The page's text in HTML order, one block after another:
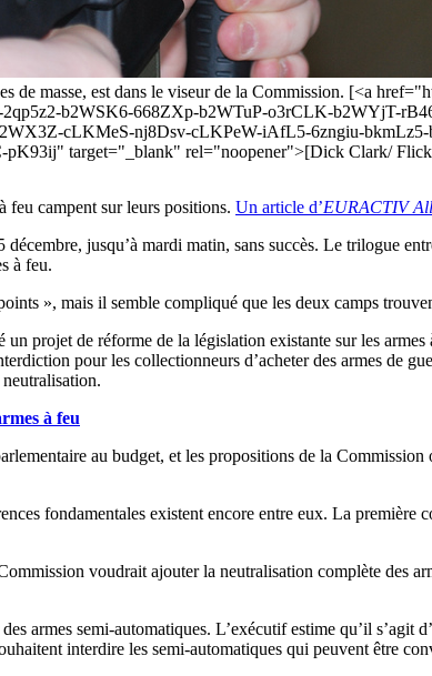
de masse, est dans le viseur de la Commission. [<a
b2WSK6-668ZXp-b2WTuP-o3rCLK-b2WYjT-
cLKMeS-nj8Dsv-cLKPeW-iAfL5-6zngiu-
pK93ij" target="_blank" rel="noopener">[Dick Clark/
feu campent sur leurs positions. Un article d’EURACTIV
jusqu’à mardi matin, sans succès. Le trilogue
à feu.
», mais il semble compliqué que les deux camps
projet de réforme de la législation existante sur les
pour les collectionneurs d’acheter des armes de
à feu
au budget, et les propositions de la
fondamentales existent encore entre eux. La première
voudrait ajouter la neutralisation complète des
armes semi-automatiques. L’exécutif estime qu’il s’agit
interdire les semi-automatiques qui peuvent être